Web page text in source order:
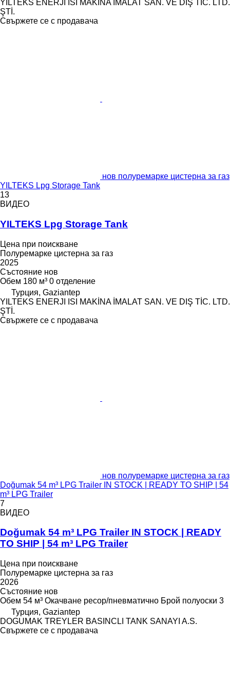
YILTEKS ENERJI ISI MAKİNA İMALAT SAN. VE DIŞ TİC. LTD.
ŞTİ.
Свържете се с продавача
нов полуремарке цистерна за газ
YILTEKS Lpg Storage Tank
13
ВИДЕО
YILTEKS Lpg Storage Tank
Цена при поискване
Полуремарке цистерна за газ
2025
Състояние нов
Обем 180 м³ 0 отделение
Турция, Gaziantep
YILTEKS ENERJI ISI MAKİNA İMALAT SAN. VE DIŞ TİC. LTD.
ŞTİ.
Свържете се с продавача
нов полуремарке цистерна за газ
Doğumak 54 m³ LPG Trailer IN STOCK | READY TO SHIP | 54
m³ LPG Trailer
7
ВИДЕО
Doğumak 54 m³ LPG Trailer IN STOCK | READY
TO SHIP | 54 m³ LPG Trailer
Цена при поискване
Полуремарке цистерна за газ
2026
Състояние нов
Обем 54 м³ Окачване ресор/пневматично Брой полуоски 3
Турция, Gaziantep
DOGUMAK TREYLER BASINCLI TANK SANAYI A.S.
Свържете се с продавача